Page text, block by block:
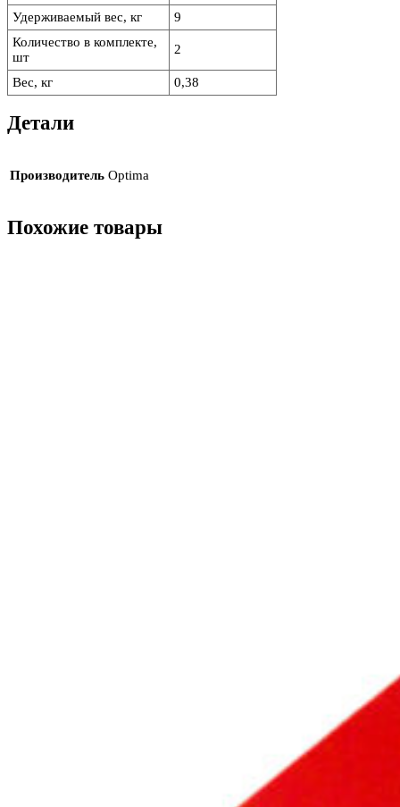
Удерживаемый вес, кг
9
Количество в комплекте,
шт
2
Вес, кг 0,38
Детали
Производитель Optima
Похожие товары